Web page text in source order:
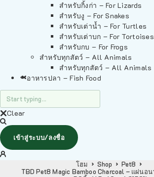
สำหรับกิ้งก่า – For Lizards
สำหรับงู – For Snakes
สำหรับเต่าน้ำ – For Turtles
สำหรับเต่าบก – For Tortoises
สำหรับกบ – For Frogs
สำหรับทุกสัตว์ – All Animals
สำหรับทุกสัตว์ – All Animals
อาหารปลา – Fish Food
Clear
เข้าสู่ระบบ/ลงชื่อ
โฮม Shop
Pet8
TBD Pet8 Magic Bamboo Charcoal – แผ่นอ